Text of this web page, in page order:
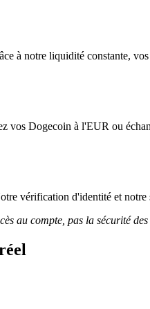
à notre liquidité constante,
vos Dogecoin à l'EUR ou
vérification d'identité et
au compte, pas la sécurité